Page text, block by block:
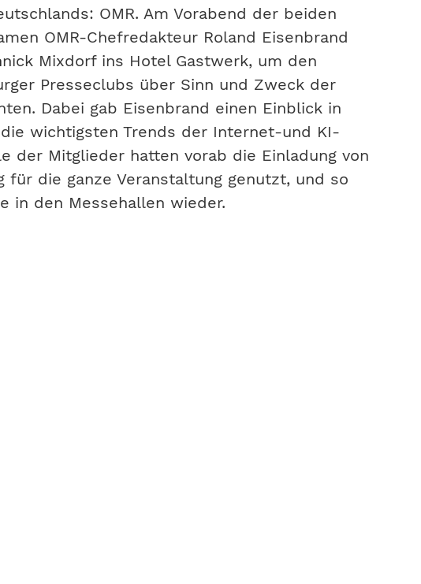
OMR. Am Vorabend der beiden
OMR-Chefredakteur Roland Eisenbrand
Mixdorf ins Hotel Gastwerk, um den
Presseclubs über Sinn und Zweck der
Dabei gab Eisenbrand einen Einblick in
wichtigsten Trends der Internet-und KI-
der Mitglieder hatten vorab die Einladung von
für die ganze Veranstaltung genutzt, und so
in den Messehallen wieder.